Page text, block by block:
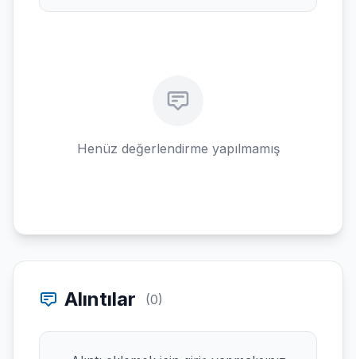
Henüz değerlendirme yapılmamış
Alıntılar (0)